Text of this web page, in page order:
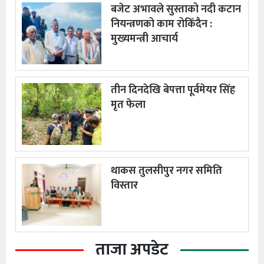
बजेट अभावले सुस्ताको नदी कटान
नियन्त्रणको काम रोकिँदैन :
मुख्यमन्त्री आचार्य
तीन दिनदेखि बेपत्ता पूर्वमेयर सिंह
मृत फेला
थाकस तुलसीपुर नगर समिति
विस्तार
ताजा अपडेट